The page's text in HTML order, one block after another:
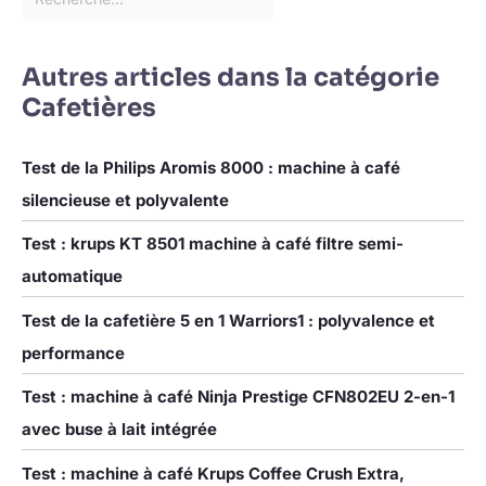
Autres articles dans la catégorie
Cafetières
Test de la Philips Aromis 8000 : machine à café
silencieuse et polyvalente
Test : krups KT 8501 machine à café filtre semi-
automatique
Test de la cafetière 5 en 1 Warriors1 : polyvalence et
performance
Test : machine à café Ninja Prestige CFN802EU 2-en-1
avec buse à lait intégrée
Test : machine à café Krups Coffee Crush Extra,